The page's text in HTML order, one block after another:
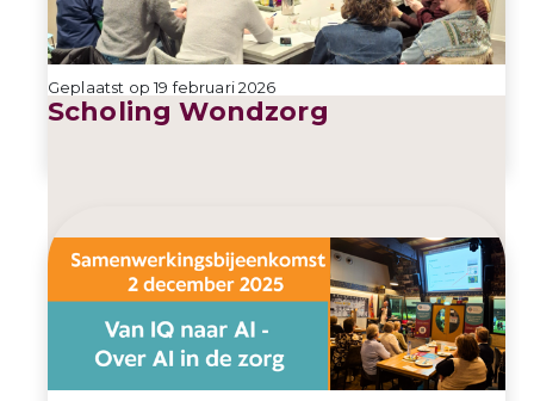
Geplaatst op 19 februari 2026
Scholing Wondzorg